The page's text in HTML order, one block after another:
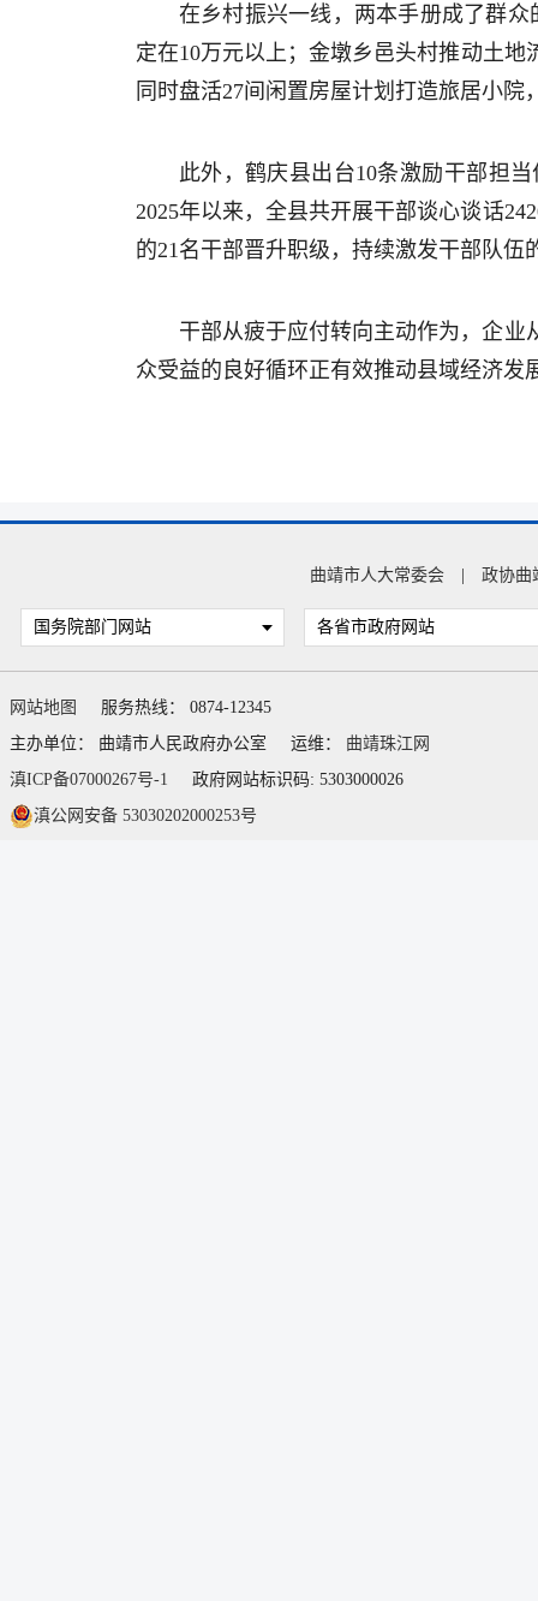
在乡村振兴一线，两本手册成了群
定在10万元以上；金墩乡邑头村推动土
同时盘活27间闲置房屋计划打造旅居小
此外，鹤庆县出台10条激励干部担
2025年以来，全县共开展干部谈心谈话
的21名干部晋升职级，持续激发干部队伍
干部从疲于应付转向主动作为，企
众受益的良好循环正有效推动县域经济发
曲靖市人大常委会 政协曲
国务院部门网站 各省市政府网站
网站地图
服务热线： 0874-12345
主办单位： 曲靖市人民政府办公室
运维： 曲靖珠江网
滇ICP备07000267号-1
政府网站标识码: 5303000026
滇公网安备 53030202000253号